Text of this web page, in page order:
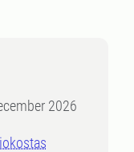
2026